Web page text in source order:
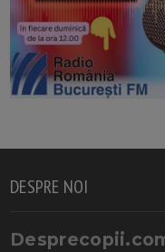
DESPRE NOI